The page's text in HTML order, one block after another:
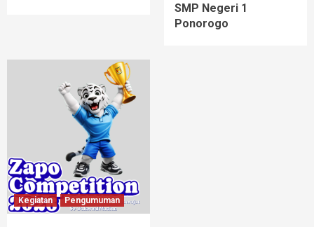
SMP Negeri 1
Ponorogo
Kegiatan Pengumuman